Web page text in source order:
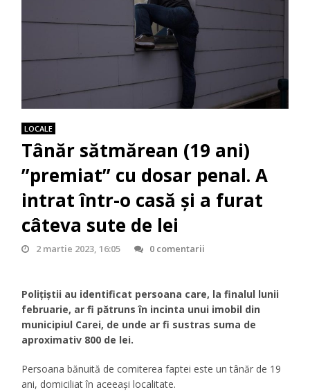
LOCALE
Tânăr sătmărean (19 ani)
”premiat” cu dosar penal. A
intrat într-o casă și a furat
câteva sute de lei
2 martie 2023, 16:05 0 comentarii
Polițiștii au identificat persoana care, la finalul lunii
februarie, ar fi pătruns în incinta unui imobil din
municipiul Carei, de unde ar fi sustras suma de
aproximativ 800 de lei.
Persoana bănuită de comiterea faptei este un tânăr de 19
ani, domiciliat în aceeași localitate.